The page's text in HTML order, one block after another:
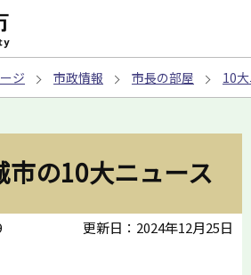
ジ 市政情報 市長の部屋 10
市の10大ニュース
更新日：2024年12月25日